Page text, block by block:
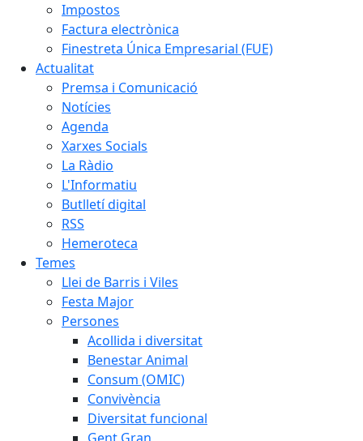
Impostos
Factura electrònica
Finestreta Única Empresarial (FUE)
Actualitat
Premsa i Comunicació
Notícies
Agenda
Xarxes Socials
La Ràdio
L'Informatiu
Butlletí digital
RSS
Hemeroteca
Temes
Llei de Barris i Viles
Festa Major
Persones
Acollida i diversitat
Benestar Animal
Consum (OMIC)
Convivència
Diversitat funcional